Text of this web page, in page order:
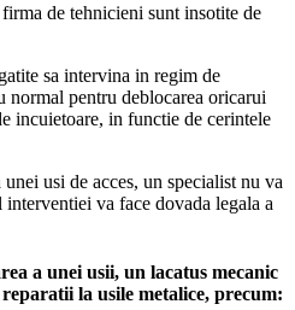
de tehnicieni sunt insotite de
sa intervina in regim de
normal pentru deblocarea oricarui
incuietoare, in functie de cerintele
usi de acces, un specialist nu va
va face dovada legala a
a unei usii, un lacatus mecanic
la usile metalice, precum: